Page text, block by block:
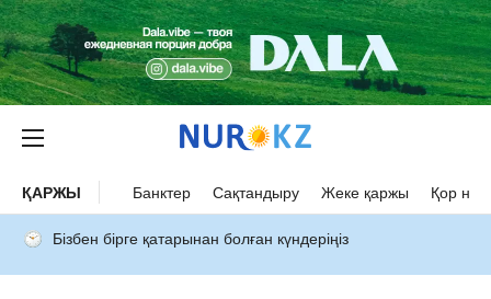
ҚАРЖЫ Банктер Сақтандыру Жеке қаржы Қор
Бізбен бірге қатарынан болған күндеріңіз